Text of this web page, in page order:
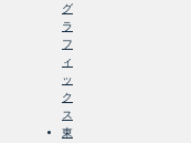
グ
ラ
フ
ィ
ッ
ク
ス
東